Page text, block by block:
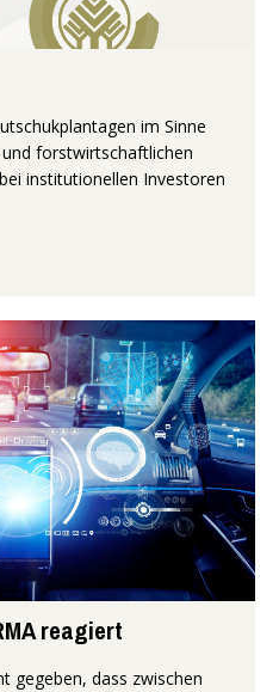
im Sinne
forstwirtschaftlichen
institutionellen Investoren
reagiert
gegeben, dass zwischen